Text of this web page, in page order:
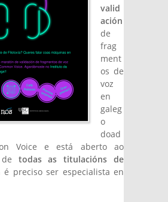
valid
ación
de
frag
ment
os de
voz
en
galeg
o
doad
Voice e está aberto ao
todas as titulacións de
é preciso ser especialista en